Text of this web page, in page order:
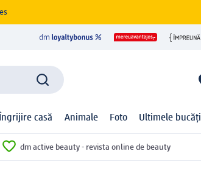
Îngrijire casă Animale Foto Ultimele bucăți
dm active beauty - revista online de beauty